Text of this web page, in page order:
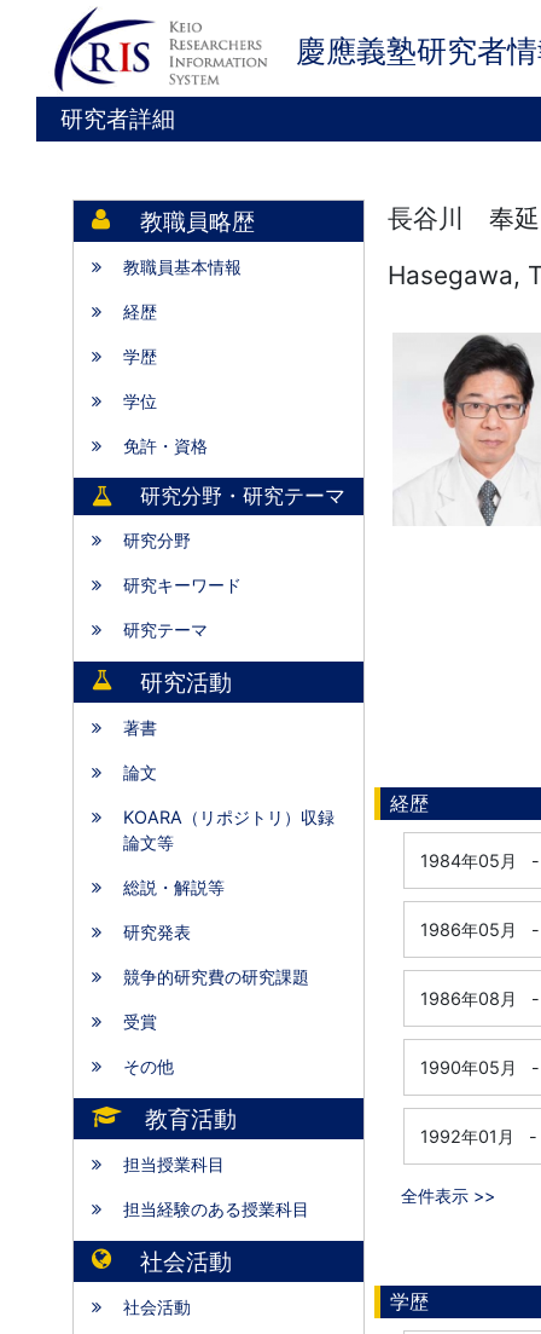
慶應義塾研究者
研究者詳細
教職員略歴
教職員基本情報
経歴
学歴
学位
免許・資格
研究分野・研究テーマ
研究分野
研究キーワード
研究テーマ
研究活動
著書
論文
KOARA（リポジトリ）収録
論文等
総説・解説等
研究発表
競争的研究費の研究課題
受賞
その他
教育活動
担当授業科目
担当経験のある授業科目
社会活動
社会活動
長谷川 奉
Hasegawa,
経歴
1984年05月 -
1986年05月 -
1986年08月 -
1990年05月 -
1992年01月 -
全件表示 >>
学歴